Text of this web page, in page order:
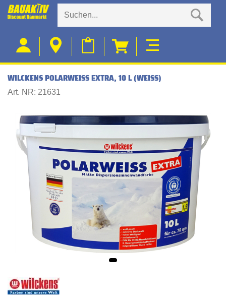
WILCKENS POLARWEISS EXTRA, 10 L (WEISS)
Art. NR: 21631